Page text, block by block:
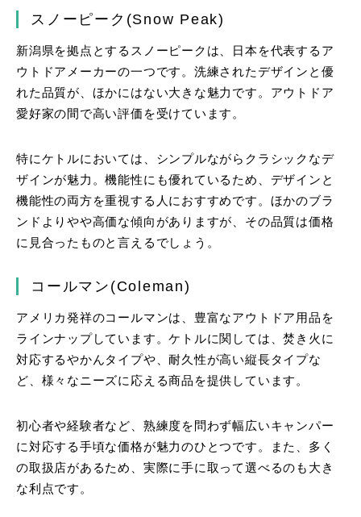
スノーピーク (Snow Peak)
新潟県を拠点とするスノーピークは、日本を代表するア
ウトドアメーカーの一つです。洗練されたデザインと優
れた品質が、ほかにはない大きな魅力です。アウトドア
愛好家の間で高い評価を受けています。
特にケトルにおいては、シンプルながらクラシックなデ
ザインが魅力。機能性にも優れているため、デザインと
機能性の両方を重視する人におすすめです。ほかのブラ
ンドよりやや高価な傾向がありますが、その品質は価格
に見合ったものと言えるでしょう。
コールマン (Coleman)
アメリカ発祥のコールマンは、豊富なアウトドア用品を
ラインナップしています。ケトルに関しては、焚き火に
対応するやかんタイプや、耐久性が高い縦長タイプな
ど、様々なニーズに応える商品を提供しています。
初心者や経験者など、熟練度を問わず幅広いキャンパー
に対応する手頃な価格が魅力のひとつです。また、多く
の取扱店があるため、実際に手に取って選べるのも大き
な利点です。